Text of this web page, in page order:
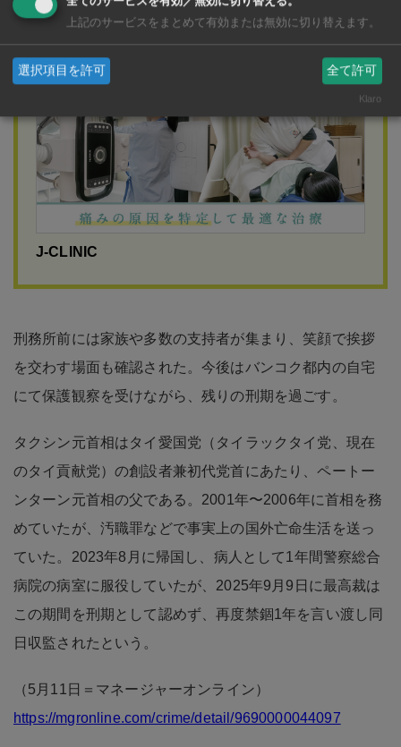
広告
J-CLINIC
刑務所前には家族や多数の支持者が集まり、笑顔で挨拶
を交わす場面も確認された。今後はバンコク都内の自宅
にて保護観察を受けながら、残りの刑期を過ごす。
タクシン元首相はタイ愛国党（タイラックタイ党、現在
のタイ貢献党）の創設者兼初代党首にあたり、ペートー
ンターン元首相の父である。2001年〜2006年に首相を務
めていたが、汚職罪などで事実上の国外亡命生活を送っ
ていた。2023年8月に帰国し、病人として1年間警察総合
病院の病室に服役していたが、2025年9月9日に最高裁は
この期間を刑期として認めず、再度禁錮1年を言い渡し同
日収監されたという。
（5月11日＝マネージャーオンライン）
https://mgronline.com/crime/detail/9690000044097
上記のサービスをまとめて有効または無効に切り替えます。
選択項目を許可 全て許可
Klaro